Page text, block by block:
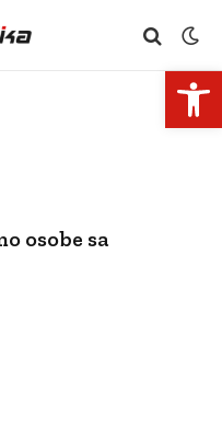
osobe sa